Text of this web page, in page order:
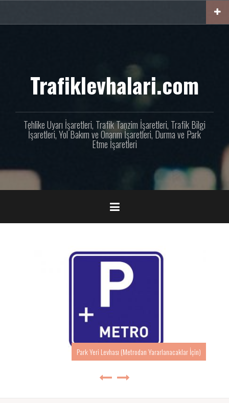
Trafiklevhalari.com
Tehlike Uyarı İşaretleri, Trafik Tanzim İşaretleri, Trafik Bilgi
İşaretleri, Yol Bakım ve Onarım İşaretleri, Durma ve Park
Etme İşaretleri
Park Yeri Levhası (Metrodan Yararlanacaklar İçin)